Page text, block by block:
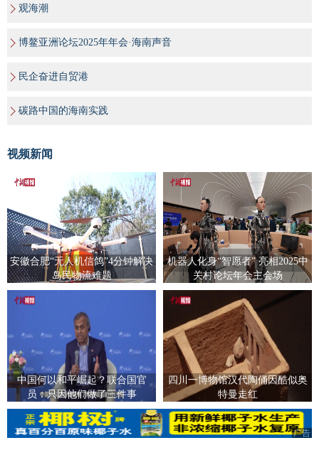
观海潮
博鳌亚洲论坛2025年年会·海南声音
民企奋进自贸港
碳路中国的海南实践
视频新闻
安徽合肥“无人机信鸽”4分钟解决
岛民物流难题
机器人化身“智愿者” 亮相2025中
关村论坛年会主会场
中国何以和平崛起？联合国官
员：只因他们做了三件事
四川一博物馆汉代陶俑因酷似奥
特曼走红
广告